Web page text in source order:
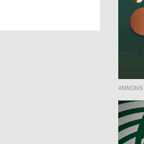
ANNONS